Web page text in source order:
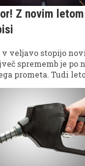
Z novim
veljavo stopijo
sprememb je po
prometa. Tudi
ponuja kar
kaznim,